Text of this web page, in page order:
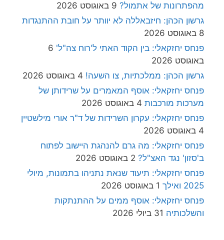
מהפתרונות של אתמול? 9 באוגוסט 2026
גרשון הכהן: חיזבאללה לא יוותר על חובת ההתנגדות
8 באוגוסט 2026
פנחס יחזקאלי: בין הקוד האתי ל'רוח צה"ל' 6
באוגוסט 2026
גרשון הכהן: ממלכתיות, צו השעה! 4 באוגוסט 2026
פנחס יחזקאלי: אוסף המאמרים על שרידותן של
מערכות מורכבות 4 באוגוסט 2026
פנחס יחזקאלי: עקרון השרידות של ד"ר אורי מילשטיין
4 באוגוסט 2026
פנחס יחזקאלי: מה גרם להנהגת היישוב לפתוח
ב'סזון' נגד האצ"ל? 2 באוגוסט 2026
פנחס יחזקאלי: תיעוד שנאת נתניהו בתמונות, מיולי
2025 ואילך
1 באוגוסט 2026
פנחס יחזקאלי: אוסף ממים על ההתנתקות
והשלכותיה 31 ביולי 2026